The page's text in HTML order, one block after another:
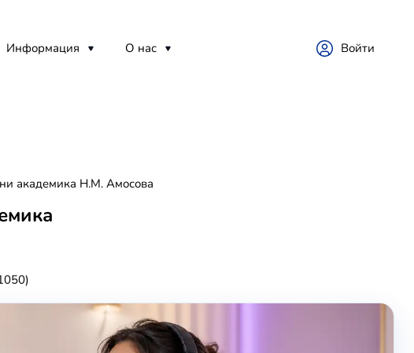
Информация О нас Войти
академика Н.М. Амосова